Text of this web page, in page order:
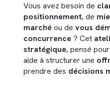
Vous avez besoin de
positionnement, de
marchéou de vous
concurrence? Cet
stratégique, pensé
aide à structurer une
prendre des décisions